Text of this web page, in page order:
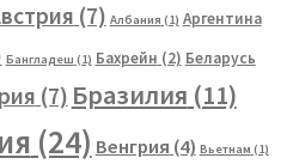
(7) Албания (1) Аргентина
Бангладеш (1) Бахрейн (2) Беларусь
(7) Бразилия (11)
(24) Венгрия (4) Вьетнам (1)